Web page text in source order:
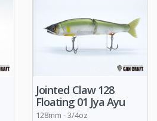
Jointed Claw 128
Floating 01 Jya Ayu
128mm - 3/4oz